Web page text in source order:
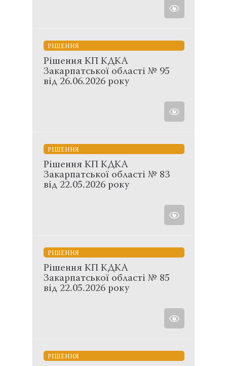
РІШЕННЯ
Рішення КП КДКА
Закарпатської області № 95
від 26.06.2026 року
РІШЕННЯ
Рішення КП КДКА
Закарпатської області № 83
від 22.05.2026 року
РІШЕННЯ
Рішення КП КДКА
Закарпатської області № 85
від 22.05.2026 року
РІШЕННЯ